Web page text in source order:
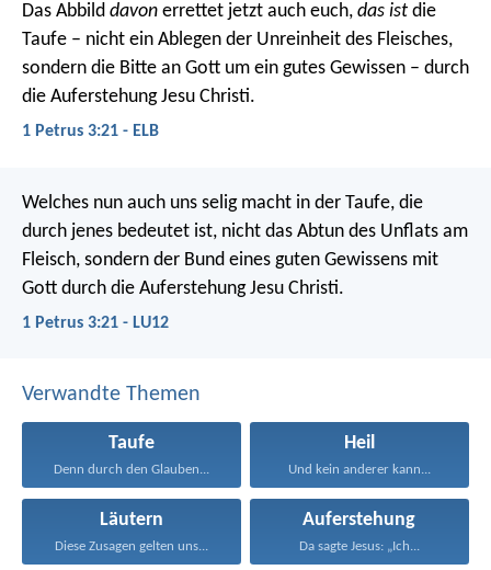
Das Abbild davon errettet jetzt auch euch, das ist die
Taufe – nicht ein Ablegen der Unreinheit des Fleisches,
sondern die Bitte an Gott um ein gutes Gewissen – durch
die Auferstehung Jesu Christi.
1 Petrus 3:21 - ELB
Welches nun auch uns selig macht in der Taufe, die
durch jenes bedeutet ist, nicht das Abtun des Unflats am
Fleisch, sondern der Bund eines guten Gewissens mit
Gott durch die Auferstehung Jesu Christi.
1 Petrus 3:21 - LU12
Verwandte Themen
Taufe
Denn durch den Glauben...
Heil
Und kein anderer kann...
Läutern
Diese Zusagen gelten uns...
Auferstehung
Da sagte Jesus: „Ich...